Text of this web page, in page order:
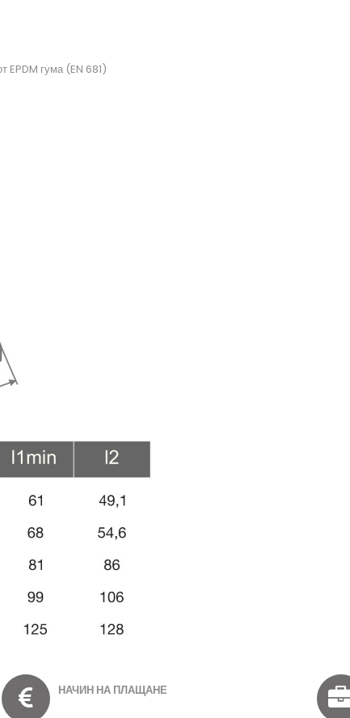
EPDM гума (EN 681)
НАЧИН НА ПЛАЩАНЕ